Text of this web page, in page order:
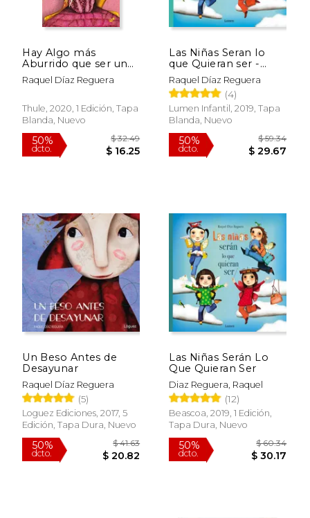
Hay Algo más
Aburrido que ser una
Princesa Rosa? El
Libreto y la Guía Para
Raquel Díaz Reguera
Thule, 2020, 1 Edición, Tapa
Blanda, Nuevo
Las Niñas Seran lo
que Quieran ser -
Desde 6 Años
Raquel Díaz Reguera
(4)
Lumen Infantil, 2019, Tapa
Blanda, Nuevo
Un Beso Antes de
Desayunar
Raquel Díaz Reguera
(5)
Loguez Ediciones, 2017, 5
Edición, Tapa Dura, Nuevo
Las Niñas Serán Lo
Que Quieran Ser
Diaz Reguera, Raquel
(12)
Beascoa, 2019, 1 Edición,
Tapa Dura, Nuevo